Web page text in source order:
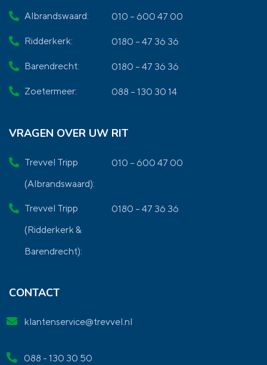
Albrandswaard: 010 – 600 47 00
Ridderkerk: 0180 – 47 36 36
Barendrecht: 0180 – 47 36 36
Zoetermeer: 088 – 130 30 14
VRAGEN OVER UW RIT
Trevvel Tripp
(Albrandswaard):
010 – 600 47 00
Trevvel Tripp
(Ridderkerk &
Barendrecht):
0180 – 47 36 36
CONTACT
klantenservice@trevvel.nl
088 - 130 30 50